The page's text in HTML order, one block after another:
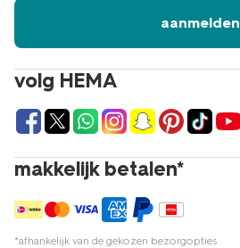
volg HEMA
makkelijk betalen*
*afhankelijk van de gekozen bezorgopties
aanmelden